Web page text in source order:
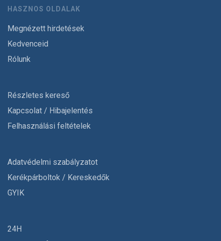
HASZNOS OLDALAK
Megnézett hirdetések
Kedvenceid
Rólunk
Részletes kereső
Kapcsolat / Hibajelentés
Felhasználási feltételek
Adatvédelmi szabályzatot
Kerékpárboltok / Kereskedők
GYIK
24H